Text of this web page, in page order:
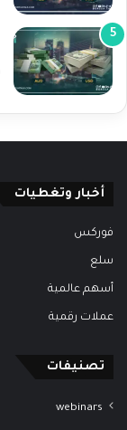
أخبار وتغطيات
فوركس
سلع
أسهم عالمية
عملات رقمية
تصنيفات
webinars